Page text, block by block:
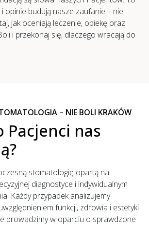
opinie budują nasze zaufanie – nie
jak oceniają leczenie, opiekę oraz
i przekonaj się, dlaczego wracają do
– NIE BOLI KRAKÓW
Pacjenci nas
stomatologię opartą na
diagnostyce i indywidualnym
Każdy przypadek analizujemy
funkcji, zdrowia i estetyki
prowadzimy w oparciu o sprawdzone